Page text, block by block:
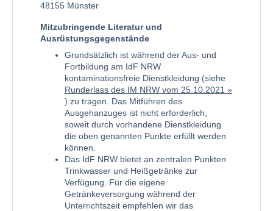
48155 Münster
Mitzubringende Literatur und
Ausrüstungsgegenstände
Grundsätzlich ist während der Aus- und
Fortbildung am IdF NRW
kontaminationsfreie Dienstkleidung (siehe
Runderlass des IM NRW vom 25.10.2021
) zu tragen. Das Mitführen des
Ausgehanzuges ist nicht erforderlich,
soweit durch vorhandene Dienstkleidung
die oben genannten Punkte erfüllt werden
können.
Das IdF NRW bietet an zentralen Punkten
Trinkwasser und Heißgetränke zur
Verfügung. Für die eigene
Getränkeversorgung während der
Unterrichtszeit empfehlen wir das